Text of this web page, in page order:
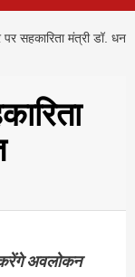
सहकारिता मंत्री डॉ. धन
अवलोकन